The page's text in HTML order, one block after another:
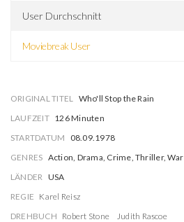
User Durchschnitt
Moviebreak User
ORIGINAL TITEL Who'll Stop the Rain
LAUFZEIT 126 Minuten
STARTDATUM
08.09.1978
GENRES Action, Drama, Crime, Thriller, War
LÄNDER USA
REGIE Karel Reisz
DREHBUCH Robert Stone
Judith Rascoe